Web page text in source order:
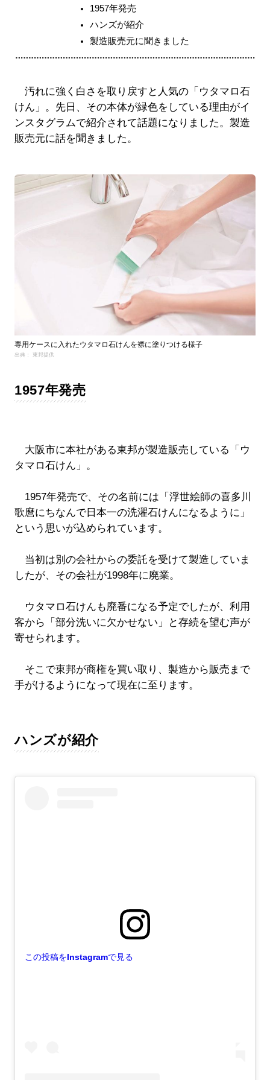
1957年発売
ハンズが紹介
製造販売元に聞きました
汚れに強く白さを取り戻すと人気の「ウタマロ石
けん」。先日、その本体が緑色をしている理由がイ
ンスタグラムで紹介されて話題になりました。製造
販売元に話を聞きました。
専用ケースに入れたウタマロ石けんを襟に塗りつける様子
出典： 東邦提供
1957年発売
大阪市に本社がある東邦が製造販売している「ウ
タマロ石けん」。
1957年発売で、その名前には「浮世絵師の喜多川
歌麿にちなんで日本一の洗濯石けんになるように」
という思いが込められています。
当初は別の会社からの委託を受けて製造していま
したが、その会社が1998年に廃業。
ウタマロ石けんも廃番になる予定でしたが、利用
客から「部分洗いに欠かせない」と存続を望む声が
寄せられます。
そこで東邦が商権を買い取り、製造から販売まで
手がけるようになって現在に至ります。
ハンズが紹介
この投稿をInstagramで見る